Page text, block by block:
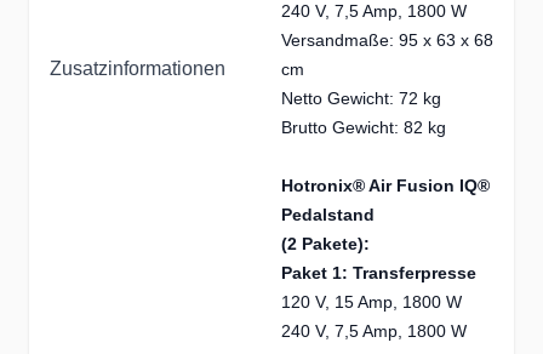
Zusatzinformationen
240 V, 7,5 Amp, 1800 W
Versandmaße: 95 x 63 x 68
cm
Netto Gewicht: 72 kg
Brutto Gewicht: 82 kg
Hotronix® Air Fusion IQ®
Pedalstand
(2 Pakete):
Paket 1: Transferpresse
120 V, 15 Amp, 1800 W
240 V, 7,5 Amp, 1800 W